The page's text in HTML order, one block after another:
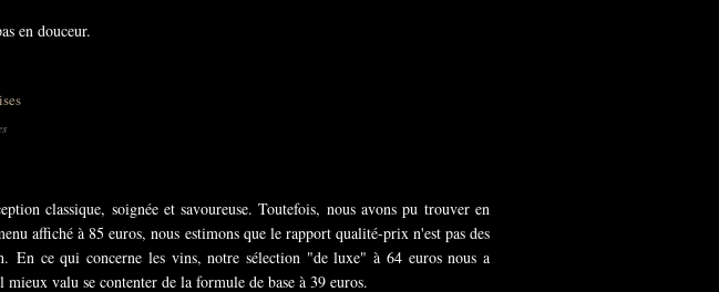
en douceur.
classique, soignée et savoureuse. Toutefois, nous avons pu trouver en
affiché à 85 euros, nous estimons que le rapport qualité-prix n'est pas des
En ce qui concerne les vins, notre sélection "de luxe" à 64 euros nous a
valu se contenter de la formule de base à 39 euros.